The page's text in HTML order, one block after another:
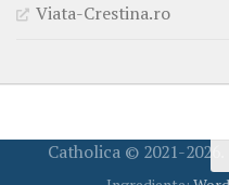
Viata-Crestina.ro
Catholica © 2021-